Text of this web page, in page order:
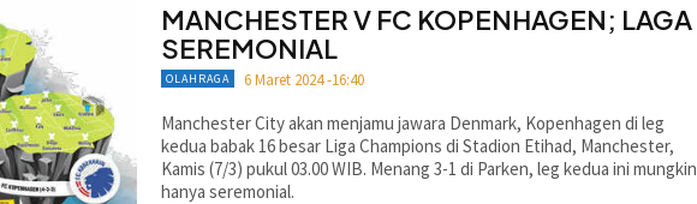
MANCHESTER V FC KOPENHAGEN; LAGA
SEREMONIAL
OLAHRAGA 6 Maret 2024 -16:40
Manchester City akan menjamu jawara Denmark, Kopenhagen di leg
kedua babak 16 besar Liga Champions di Stadion Etihad, Manchester,
Kamis (7/3) pukul 03.00 WIB. Menang 3-1 di Parken, leg kedua ini mungkin
hanya seremonial.